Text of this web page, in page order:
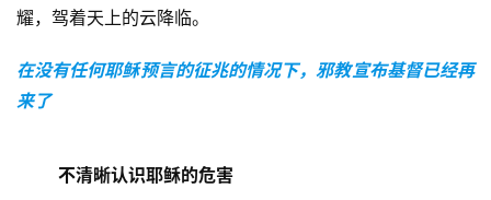
耀，驾着天上的云降临。
在没有任何耶稣预言的征兆的情况下，邪教宣布基督已经再
来了
不清晰认识耶稣的危害